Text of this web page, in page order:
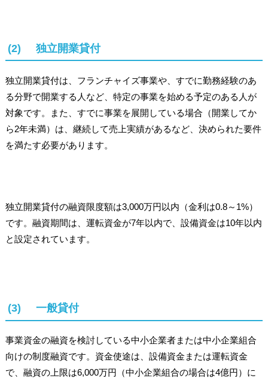
(2) 独立開業貸付
独立開業貸付は、フランチャイズ事業や、すでに勤務経験のあ
る分野で開業する人など、特定の事業を始める予定のある人が
対象です。また、すでに事業を展開している場合（開業してか
ら2年未満）は、継続して売上実績があるなど、決められた要件
を満たす必要があります。
独立開業貸付の融資限度額は3,000万円以内（金利は0.8～1%）
です。融資期間は、運転資金が7年以内で、設備資金は10年以内
と設定されています。
(3) 一般貸付
事業資金の融資を検討している中小企業者または中小企業組合
向けの制度融資です。資金使途は、設備資金または運転資金
で、融資の上限は6,000万円（中小企業組合の場合は4億円）に